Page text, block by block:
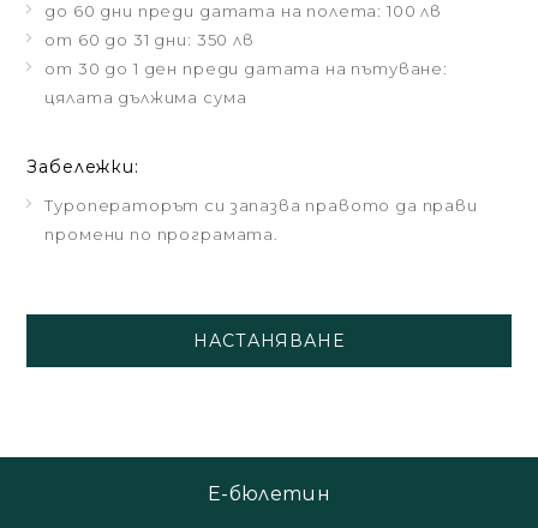
до 60 дни преди датата на полета: 100 лв
от 60 до 31 дни: 350 лв
от 30 до 1 ден преди датата на пътуване:
цялата дължима сумa
Забележки:
Туроператорът си запазва правото да прави
промени по програмата.
НАСТАНЯВАНЕ
Е-бюлетин